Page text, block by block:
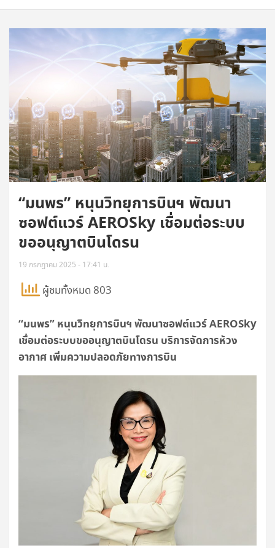
“มนพร” หนุนวิทยุการบินฯ พัฒนา
ซอฟต์แวร์ AEROSky เชื่อมต่อระบบ
ขออนุญาตบินโดรน
19 กรกฎาคม 2025 - 17:41 น.
ผู้ชมทั้งหมด 803
“มนพร” หนุนวิทยุการบินฯ พัฒนาซอฟต์แวร์AEROSky
เชื่อมต่อระบบขออนุญาตบินโดรน บริการจัดการห้วง
อากาศ เพิ่มความปลอดภัยทางการบิน